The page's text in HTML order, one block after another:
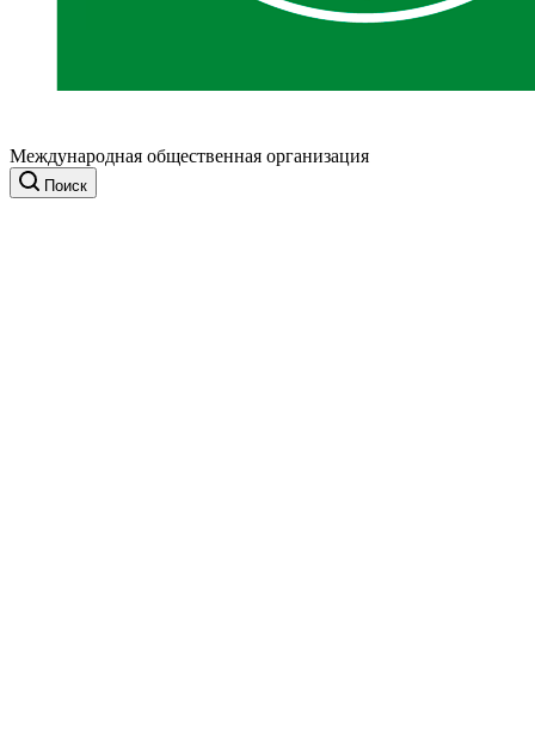
Международная общественная организация
Поиск